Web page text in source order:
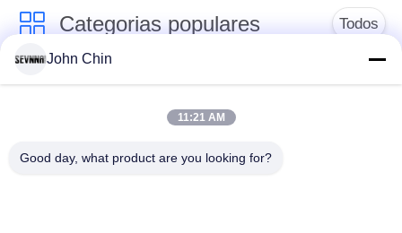
Categorias populares Todos
Tela reciclada do
Tela de nylon
reciclada
tecido de poliéster
Tela reciclada de
John Chin
11:21 AM
Good day, what product are you looking for?